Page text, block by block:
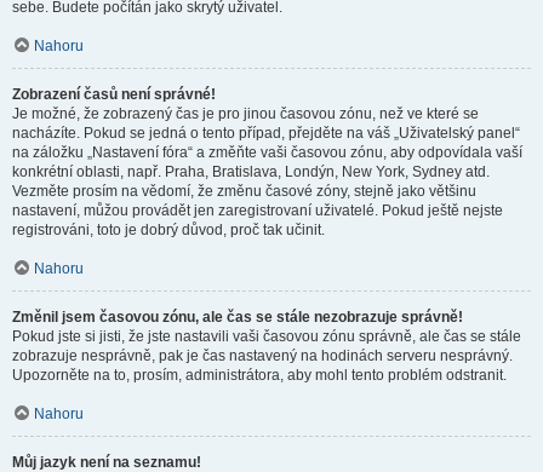
sebe. Budete počítán jako skrytý uživatel.
Nahoru
Zobrazení časů není správné!
Je možné, že zobrazený čas je pro jinou časovou zónu, než ve které se
nacházíte. Pokud se jedná o tento případ, přejděte na váš „Uživatelský panel“
na záložku „Nastavení fóra“ a změňte vaši časovou zónu, aby odpovídala vaší
konkrétní oblasti, např. Praha, Bratislava, Londýn, New York, Sydney atd.
Vezměte prosím na vědomí, že změnu časové zóny, stejně jako většinu
nastavení, můžou provádět jen zaregistrovaní uživatelé. Pokud ještě nejste
registrováni, toto je dobrý důvod, proč tak učinit.
Nahoru
Změnil jsem časovou zónu, ale čas se stále nezobrazuje správně!
Pokud jste si jisti, že jste nastavili vaši časovou zónu správně, ale čas se stále
zobrazuje nesprávně, pak je čas nastavený na hodinách serveru nesprávný.
Upozorněte na to, prosím, administrátora, aby mohl tento problém odstranit.
Nahoru
Můj jazyk není na seznamu!